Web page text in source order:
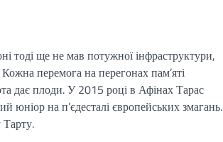
тоді ще не мав потужної інфраструктури,
перемога на перегонах пам’яті
дає плоди. У 2015 році в Афінах Тарас
юніор на п’єдесталі європейських змагань.